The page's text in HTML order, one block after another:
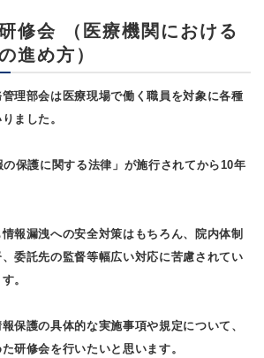
修会 （医療機関における
進め方）
理部会は医療現場で働く職員を対象に各種
ました。
保護に関する法律」が施行されてから10年
報漏洩への安全対策はもちろん、院内体制
委託先の監督等幅広い対応に苦慮されてい
。
保護の具体的な実施事項や規定について、
研修会を行いたいと思います。